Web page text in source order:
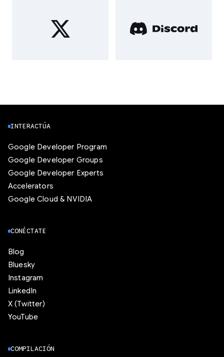
INTERACTÚA
Google Developer Program
Google Developer Groups
Google Developer Experts
Accelerators
Google Cloud & NVIDIA
CONÉCTATE
Blog
Bluesky
Instagram
LinkedIn
X (Twitter)
YouTube
COMPILACIÓN